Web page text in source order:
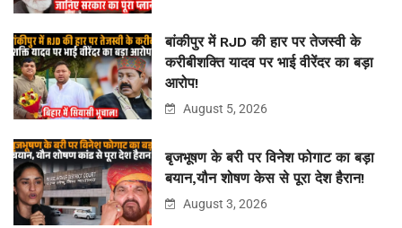
बांकीपुर में RJD की हार पर तेजस्वी के
करीबीशक्ति यादव पर भाई वीरेंदर का बड़ा
आरोप!
August 5, 2026
बृजभूषण के बरी पर विनेश फोगाट का बड़ा
बयान,यौन शोषण केस से पूरा देश हैरान!
August 3, 2026